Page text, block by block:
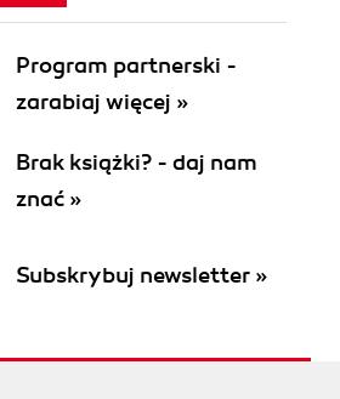
Program partnerski -
zarabiaj więcej »
Brak książki? - daj nam
znać »
Subskrybuj newsletter »